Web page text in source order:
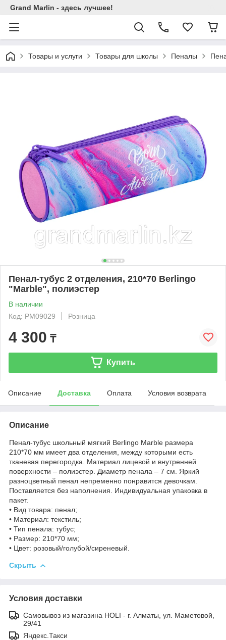
Grand Marlin - здесь лучшее!
Товары и услуги Товары для школы Пеналы
Пенал-тубус 2 отделения, 210*70 Berlingo
"Marble", полиэстер
В наличии
Код: PM09029
Розница
4 300 ₸
Купить
Описание Доставка Оплата Условия возврата
Описание
Пенал-тубус школьный мягкий Berlingo Marble размера
210*70 мм имеет два отделения, между которыми есть
тканевая перегородка. Материал лицевой и внутренней
поверхности – полиэстер. Диаметр пенала – 7 см. Яркий
разноцветный пенал непременно понравится девочкам.
Поставляется без наполнения. Индивидуальная упаковка в
пакет.
• Вид товара: пенал;
• Материал: текстиль;
• Тип пенала: тубус;
• Размер: 210*70 мм;
• Цвет: розовый/голубой/сиреневый.
Скрыть
Условия доставки
Самовывоз из магазина HOLI - г. Алматы, ул. Маметовой,
29/41
Яндекс.Такси